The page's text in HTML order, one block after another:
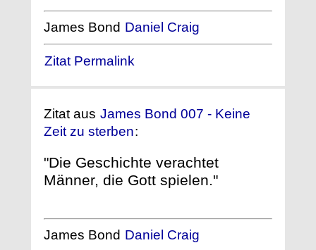
James Bond Daniel Craig
Zitat Permalink
Zitat aus James Bond 007 - Keine
Zeit zu sterben:
"Die Geschichte verachtet
Männer, die Gott spielen."
James Bond Daniel Craig